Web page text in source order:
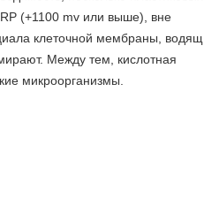
(+1100 mv или выше), вне
клеточной мембраны, водящ
Между тем, кислотная
микроорганизмы.